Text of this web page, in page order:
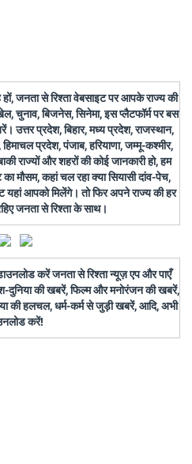
जनता से रिश्ता वेबसाइट पर आपके राज्य की
चुनाव, बिजनेस, सिनेमा, इस प्लैटफॉर्म पर बस
उत्तर प्रदेश, बिहार, मध्य प्रदेश, राजस्थान,
प्रदेश, पंजाब, हरियाणा, जम्मू-कश्मीर,
राज्यों और शहरों की कोई जानकारी हो, हम
मौसम, कहां चल रहा क्या सियासी दांव-पेच,
आपको मिलेंगे। तो फिर अपने राज्य की हर
जनता से रिश्ता के साथ।
करें जनता से रिश्ता न्यूज़ एप और पाएँ
दुनिया की खबरें, फिल्म और मनोरंजन की खबरें,
की हलचल, धर्म-कर्म से जुड़ी खबरें, आदि, अभी
करें!